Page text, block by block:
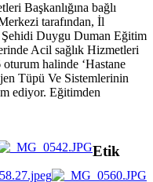
Başkanlığına bağlı
tarafından, İl
Duygu Duman Eğitim
Acil sağlık Hizmetleri
halinde ‘Hastane
Tüpü Ve Sistemlerinin
ediyor. Eğitimden
Etik